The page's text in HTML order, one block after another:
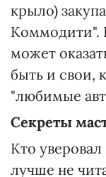
крыло)
Коммодити".
может
быть и свои,
"любимые
Секреты
Кто
лучше не